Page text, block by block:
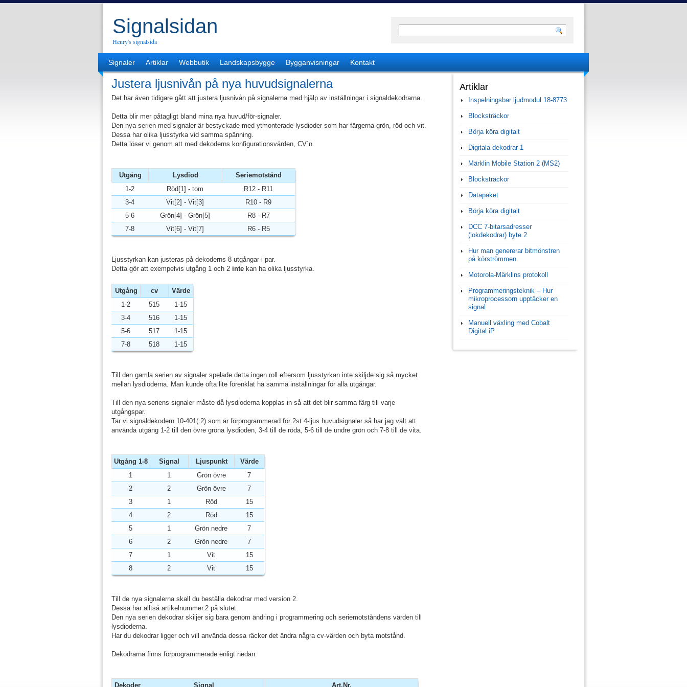
Signalsidan
Henry's signalsida
Signaler Artiklar Webbutik Landskapsbygge Bygganvisningar Kontakt
Justera ljusnivån på nya huvudsignalerna
Det har även tidigare gått att justera ljusnivån på signalerna med hjälp av inställningar i signaldekodrarna.
Detta blir mer påtagligt bland mina nya huvud/för-signaler.
Den nya serien med signaler är bestyckade med ytmonterade lysdioder som har färgerna grön, röd och vit.
Dessa har olika ljusstyrka vid samma spänning.
Detta löser vi genom att med dekoderns konfigurationsvärden, CV´n.
Utgång Lysdiod
Seriemotstånd
1-2
Röd[1] - tom
R12 - R11
3-4
Vit[2] - Vit[3]
R10 - R9
5-6
Grön[4] - Grön[5]
R8 - R7
7-8
Vit[6] - Vit[7] R6 - R5
Ljusstyrkan kan justeras på dekoderns 8 utgångar i par.
Detta gör att exempelvis utgång 1 och 2 inte kan ha olika ljusstyrka.
Utgång cv
Värde
1-2
515
1-15
3-4
516
1-15
5-6
517
1-15
7-8
518 1-15
Till den gamla serien av signaler spelade detta ingen roll eftersom ljusstyrkan inte skiljde sig så mycket
mellan lysdioderna. Man kunde ofta lite förenklat ha samma inställningar för alla utgångar.
Till den nya seriens signaler måste då lysdioderna kopplas in så att det blir samma färg till varje
utgångspar.
Tar vi signaldekodern 10-401(.2) som är förprogrammerad för 2st 4-ljus huvudsignaler så har jag valt att
använda utgång 1-2 till den övre gröna lysdioden, 3-4 till de röda, 5-6 till de undre grön och 7-8 till de vita.
Utgång 1-8 Signal Ljuspunkt
Värde
1
1 Grön övre
7
2
2 Grön övre
7
3
1 Röd
15
4
2 Röd
15
5
1 Grön nedre
7
6
2 Grön nedre
7
7
1 Vit
15
8
2 Vit 15
Till de nya signalerna skall du beställa dekodrar med version 2.
Dessa har alltså artikelnummer.2 på slutet.
Den nya serien dekodrar skiljer sig bara genom ändring i programmering och seriemotståndens värden till
lysdioderna.
Har du dekodrar ligger och vill använda dessa räcker det ändra några cv-värden och byta motstånd.
Dekodrarna finns förprogrammerade enligt nedan:
Dekoder Signal Art.Nr.
Artiklar
Inspelningsbar ljudmodul 18-8773
Blocksträckor
Börja köra digitalt
Digitala dekodrar 1
Märklin Mobile Station 2 (MS2)
Blocksträckor
Datapaket
Börja köra digitalt
DCC 7-bitarsadresser
(lokdekodrar) byte 2
Hur man genererar bitmönstren
på körströmmen
Motorola-Märklins protokoll
Programmeringsteknik – Hur
mikroprocessorn upptäcker en
signal
Manuell växling med Cobalt
Digital iP